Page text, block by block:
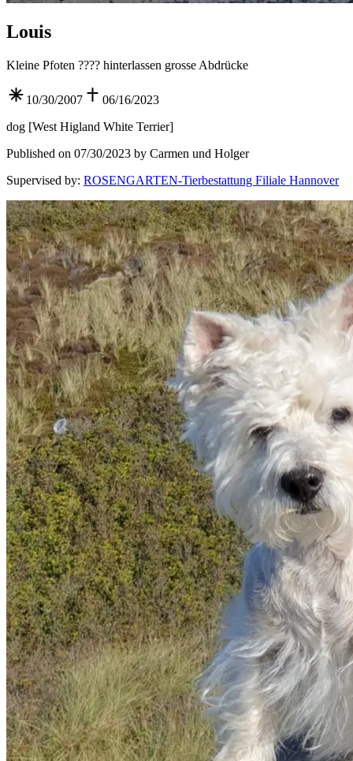
Louis
Kleine Pfoten ???? hinterlassen grosse Abdrücke
10/30/2007
06/16/2023
dog [West Higland White Terrier]
Published on 07/30/2023 by Carmen und Holger
Supervised by: ROSENGARTEN-Tierbestattung Filiale Hannover